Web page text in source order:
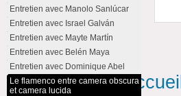
Entretien avec Manolo Sanlúcar
Entretien avec Israel Galván
Entretien avec Mayte Martín
Entretien avec Belén Maya
Entretien avec Dominique Abel
Le flamenco entre camera obscura
et camera lucida
Accueil